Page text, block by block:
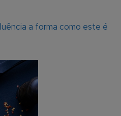
a forma como este é